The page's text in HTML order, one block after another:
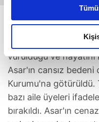
daha iyi reklam deneyimi
amacımızın size daha
olduğunu ve sizlere en iyi
elimizden gelen çabayı
reklamların
kalemimiz olduğunu
Her halükârda,
takdirde, kullanıcılara
gösterilmeyecektir."
AİLE ÜYELERİNİN
Yapılan kontrolde
vurulduğu ve
Asar'ın cansız
Kurumu'na götürüldü.
bazı aile üyeleri
bırakıldı. Asar'ın